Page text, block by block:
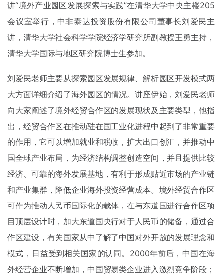
讲“境外产业园区发展探索与实践”在清华大学中央主楼205
会议室举行，中非泰达投资股份有限公司董事长刘爱民主
讲，清华大学社会科学学院经济学研究所副教授王勇主持，
清华大学国际与地区研究院博士生参加。
刘爱民老师主要从探索园区发展规律、解析园区开发模式两
大方面详细介绍了海外园区的情况。讲座伊始，刘爱民老师
向大家阐述了境外经贸合作区的发展现状及主要类型，他指
出，经贸合作区在推动驻在国工业化进程中起到了非常重要
的作用，它可以增加就业和税收，扩大出口创汇，并推动中
国全球产业布局，为经济结构调整创造空间，并且提供比较
经济、可靠的海外发展基地，有利于形成贴近市场的产业链
和产业集群，降低企业海外投资经营成本。境外经贸合作区
可作为推动人民币国际化的载体，在与东道国进行合作区项
目顶层设计时，加大东道国央行对于人民币的储备，通过合
作区建设，有关国家从中了解了中国对外开放的发展理念和
模式，日益受到相关国家的认同。2000年前后，中国在海
外经营企业不断增加，中国贸易类企业进入激烈竞争阶段；